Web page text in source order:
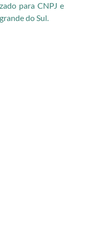
para CNPJ e
do Sul.